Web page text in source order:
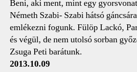
Beni, aki ment, mint egy
Németh Szabi- Szabi hátsó
emlékezni fogunk. Fülöp Lackó,
és végül, de nem utolsó sorban
Zsuga Peti barátunk.
2013.10.09